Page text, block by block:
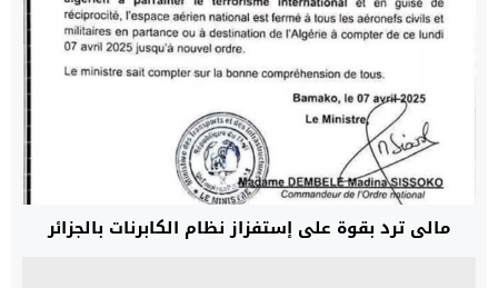
مالي ترد بقوة على إستفزاز نظام الكابرنات بالجزائر